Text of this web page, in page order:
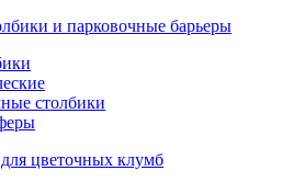
и парковочные барьеры
столбики
цветочных клумб